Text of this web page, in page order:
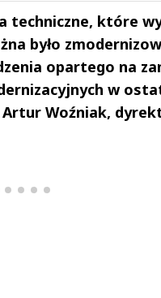
które
było
opartego na
w
Woźniak,